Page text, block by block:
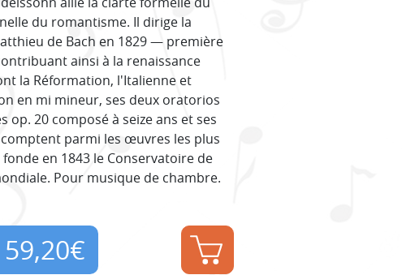
du romantisme. Il dirige la
de Bach en 1829 — première
ainsi à la renaissance
la Réformation, l'Italienne et
en mi mineur, ses deux oratorios
op. 20 composé à seize ans et ses
parmi les œuvres les plus
en 1843 le Conservatoire de
Pour musique de chambre.
59,20€